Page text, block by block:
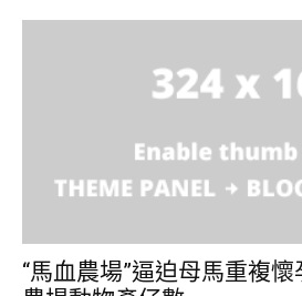
“馬血農場”逼迫母馬重複